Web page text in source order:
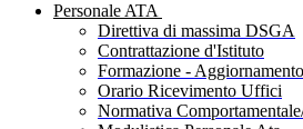
Personale ATA
Direttiva di massima DSGA
Contrattazione d'Istituto
Formazione -
Orario Ricevimento Uffici
Normativa